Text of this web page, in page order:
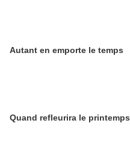
Autant en emporte le temps
Quand refleurira le printemps